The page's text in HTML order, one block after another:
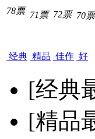
78票
经典
71票
精品
72票
佳作
70票
好
[经典
[精品